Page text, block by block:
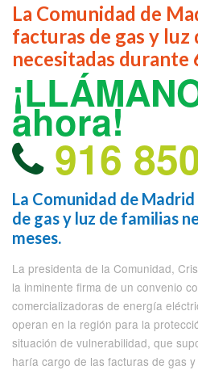
La Comunidad de
facturas de gas y luz
necesitadas durante
ahora!
916
La Comunidad de
de gas y luz de familias
meses.
La presidenta de la Comunidad,
la inminente firma de un convenio
comercializadoras de energía
operan en la región para la
situación de vulnerabilidad, que
haría cargo de las facturas de gas